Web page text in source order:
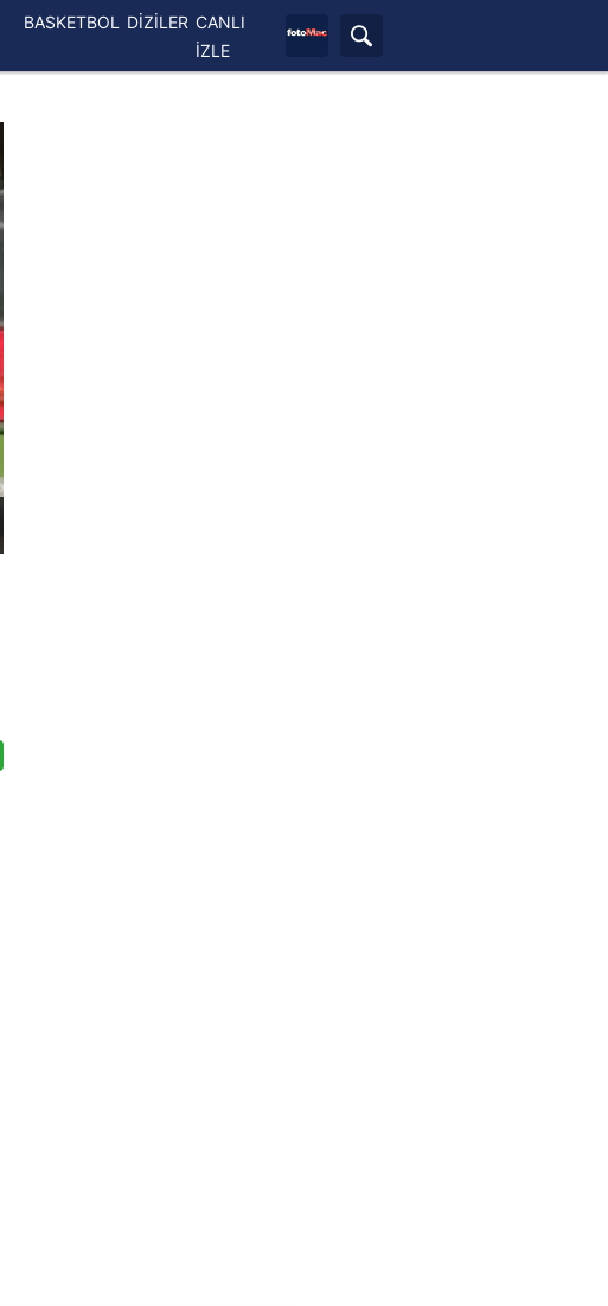
BASKETBOL DİZİLER CANLI
İZLE